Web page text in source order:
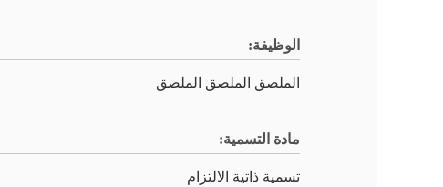
الوظيفة:
الملصق الملصق الملصق
مادة التسمية:
تسمية ذاتية الالتزام